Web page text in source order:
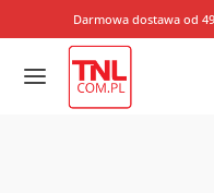
Darmowa dostawa od